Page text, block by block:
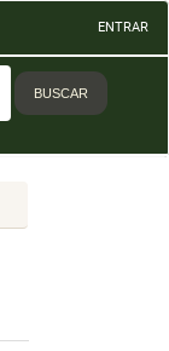
ENTRAR
BUSCAR